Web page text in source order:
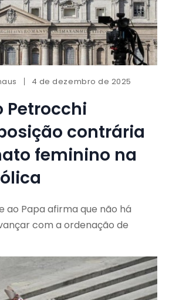
4 de dezembro de 2025
Petrocchi
contrária
feminino na
ao Papa afirma que não há
com a ordenação de